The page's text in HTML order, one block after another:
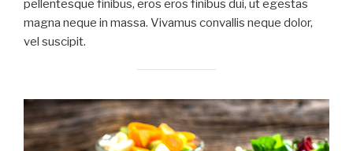
pellentesque finibus, eros eros finibus dui, ut egestas
magna neque in massa. Vivamus convallis neque dolor,
vel suscipit.